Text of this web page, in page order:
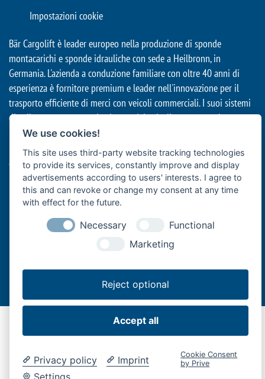
Impostazioni cookie
Bär Cargolift è leader europeo nella produzione di sponde
montacarichi e sponde idrauliche con sede a Heilbronn, in
Germania. L'azienda a conduzione familiare con oltre 40 anni di
esperienza è fornitore premium e leader nell'innovazione per il
trasporto efficiente di merci con veicoli commerciali. I suoi sistemi
di sollevamento montati sul retro dei veicoli supportano la
logistica professionale di alimenti e bevande con autocarri e
rimorchi, il trasporto a lunga distanza con semirimorchi, le imprese
artigiane con furgoni o le aziende di spedizione e logistica
nell'ultimo miglio.
Bär Cargolift - Lifting Performance.
We use cookies!
This site uses third-party website tracking technologies
to provide its services, constantly improve and display
advertisements according to users' interests. I agree to
this and can revoke or change my consent at any time
with effect for the future.
Necessary
Functional
Marketing
Reject optional
Accept all
Privacy policy
Imprint
Settings
Cookie Consent
by Prive